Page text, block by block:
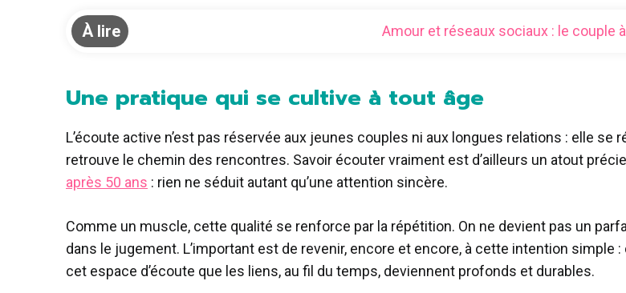
À lire Amour et réseaux sociaux : le couple à
Une pratique qui se cultive à tout âge
L’écoute active n’est pas réservée aux jeunes couples ni aux longues relations : elle se
retrouve le chemin des rencontres. Savoir écouter vraiment est d’ailleurs un atout
après 50 ans : rien ne séduit autant qu’une attention sincère.
Comme un muscle, cette qualité se renforce par la répétition. On ne devient pas un
dans le jugement. L’important est de revenir, encore et encore, à cette intention simple
cet espace d’écoute que les liens, au fil du temps, deviennent profonds et durables.